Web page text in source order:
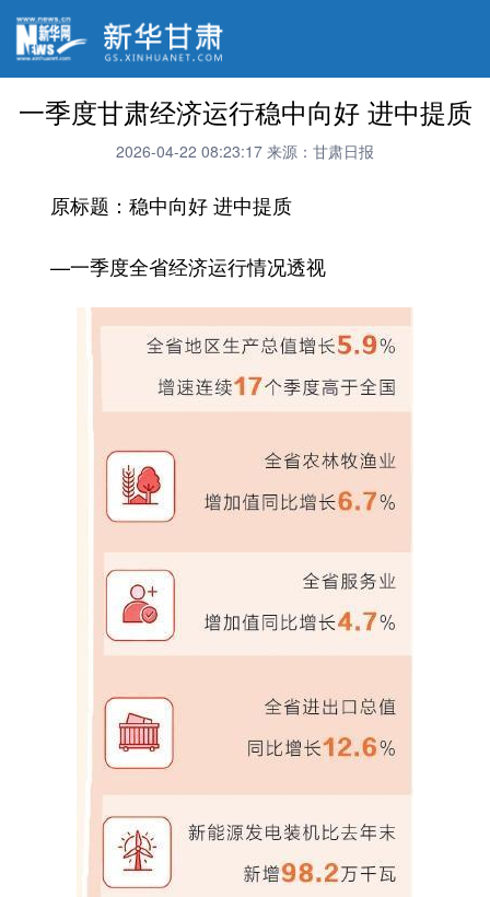
一季度甘肃经济运行稳中向好 进中提质
2026-04-22 08:23:17 来源：甘肃日报
原标题：稳中向好 进中提质
—一季度全省经济运行情况透视